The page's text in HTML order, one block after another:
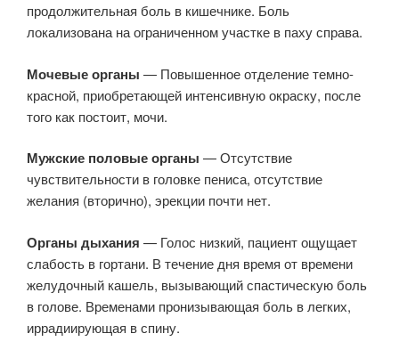
продолжительная боль в кишечнике. Боль
локализована на ограниченном участке в паху справа.
Мочевые органы — Повышенное отделение темно-
красной, приобретающей интенсивную окраску, после
того как постоит, мочи.
Мужские половые органы — Отсутствие
чувствительности в головке пениса, отсутствие
желания (вторично), эрекции почти нет.
Органы дыхания — Голос низкий, пациент ощущает
слабость в гортани. В течение дня время от времени
желудочный кашель, вызывающий спастическую боль
в голове. Временами пронизывающая боль в легких,
иррадиирующая в спину.